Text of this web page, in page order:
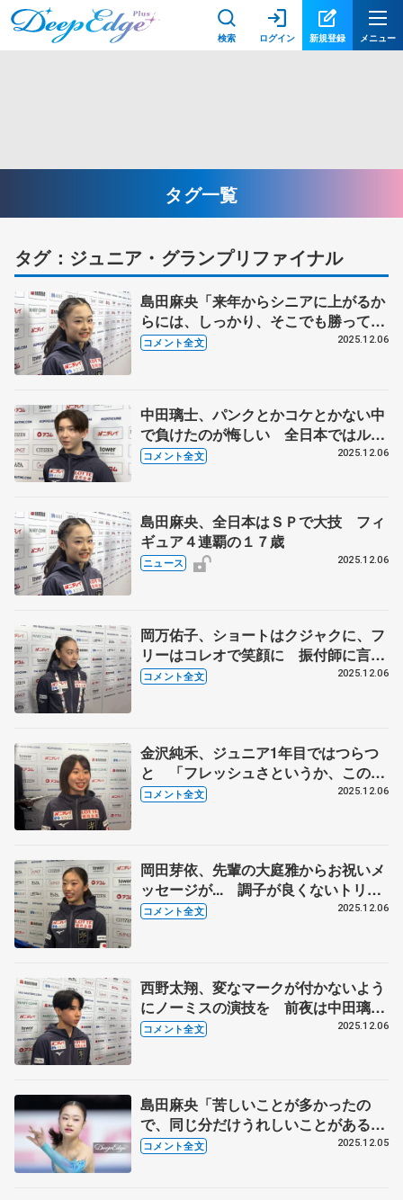
検索 ログイン 新規登録 メニュー
タグ一覧
タグ：ジュニア・グランプリファイナル
島田麻央「来年からシニアに上がるか
らには、しっかり、そこでも勝ってい
きたいと思っている」【ジュニアGP
コメント全文 2025.12.06
中田璃士、パンクとかコケとかない中
で負けたのが悔しい 全日本ではルー
プ、サルコー、トーループ2本の4回転
コメント全文 2025.12.06
島田麻央、全日本はＳＰで大技 フィ
ギュア４連覇の１７歳
ニュース 2025.12.06
岡万佑子、ショートはクジャクに、フ
リーはコレオで笑顔に 振付師に言わ
れたことを意識した練習が表現につな
コメント全文 2025.12.06
金沢純禾、ジュニア1年目ではつらつ
と 「フレッシュさというか、この自
然に出る元気さだけは本当に負けな
コメント全文 2025.12.06
岡田芽依、先輩の大庭雅からお祝いメ
ッセージが... 調子が良くないトリプ
ルアクセルで助言ももらって 【ジュ
コメント全文 2025.12.06
西野太翔、変なマークが付かないよう
にノーミスの演技を 前夜は中田璃士
としゃべりながら反省会していまし
コメント全文 2025.12.06
島田麻央「苦しいことが多かったの
で、同じ分だけうれしいことがあるっ
ていうふうに信じて」【ジュニアGP
コメント全文 2025.12.05